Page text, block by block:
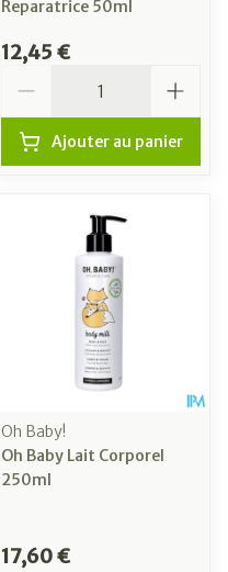
Reparatrice 50ml
12,45 €
Ajouter au panier
Oh Baby!
Oh Baby Lait Corporel
250ml
17,60 €